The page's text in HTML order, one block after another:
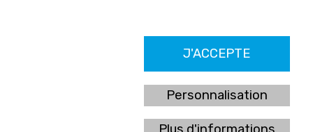
J'ACCEPTE
Personnalisation
Farmacia Los Altos nº756
Ldo. Alfredo Aparicio Grau 22555408K
N. Col. Colegio Oficial de Farmacéuticos de Alicante 4327
Nº de autorización A-790-F
C/ Moncayo, 97 (Vistalmar) Urb. Los Altos
03185 Torrevieja, Alicante (España)